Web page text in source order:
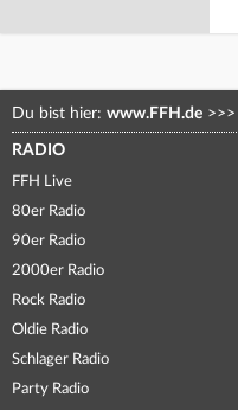
Du bist hier: www.FFH.de >>>
RADIO
FFH Live
80er Radio
90er Radio
2000er Radio
Rock Radio
Oldie Radio
Schlager Radio
Party Radio